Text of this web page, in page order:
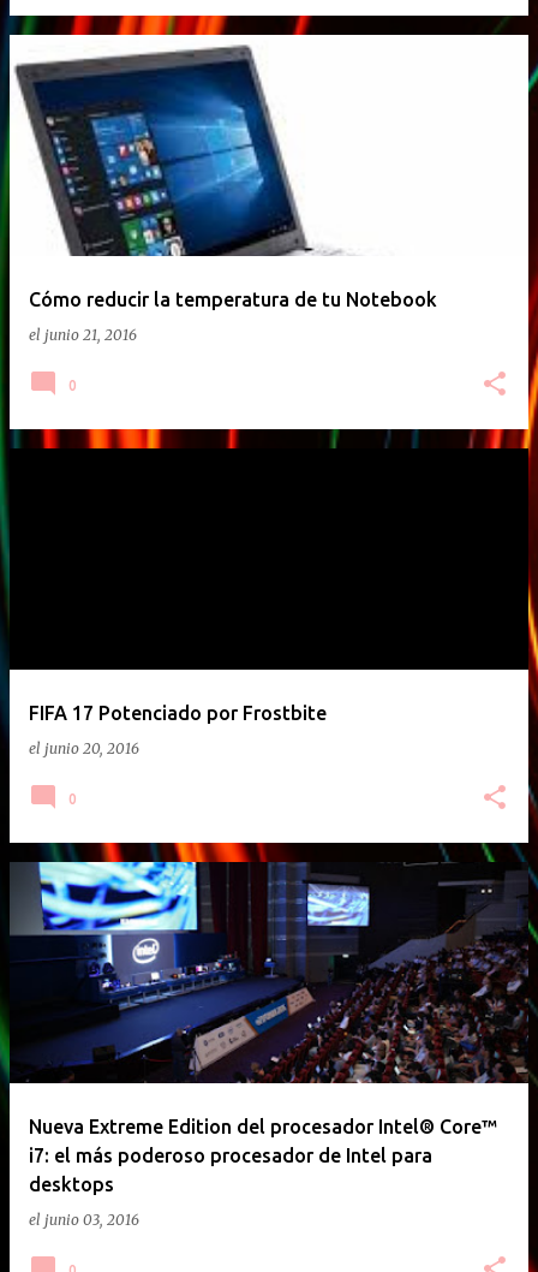
Cómo reducir la temperatura de tu Notebook
el junio 21, 2016
0
FIFA 17 Potenciado por Frostbite
el junio 20, 2016
0
Nueva Extreme Edition del procesador Intel® Core™
i7: el más poderoso procesador de Intel para
desktops
el junio 03, 2016